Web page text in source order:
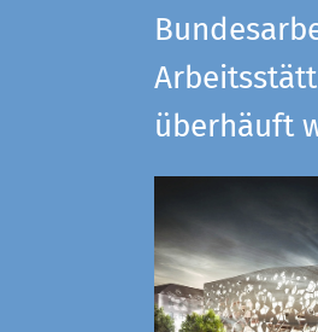
überhäuft